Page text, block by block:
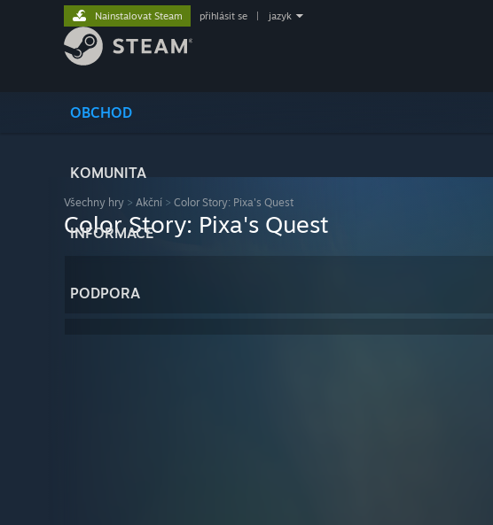
OBCHOD
KOMUNITA
INFORMACE
PODPORA
Nainstalovat Steam přihlásit se jazyk
Všechny hry > Akční > Color Story: Pixa's Quest
Color Story: Pixa's Quest